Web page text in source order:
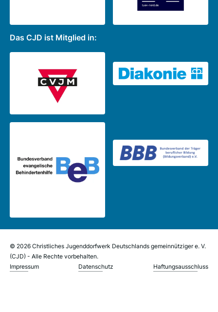
Das CJD ist Mitglied in:
© 2026 Christliches Jugenddorfwerk Deutschlands gemeinnütziger e. V.
(CJD) - Alle Rechte vorbehalten.
Impressum
Datenschutz Haftungsausschluss